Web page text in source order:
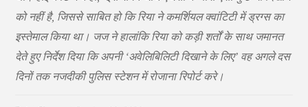
को नहीं है, जिससे साबित हो कि रिया ने कमर्शियल क्वांटिटी में ड्रग्स का
इस्तेमाल किया था। जज ने हालांकि रिया को कड़ी शर्तों के साथ जमानत
देते हुए निर्देश दिया कि अपनी ‘अवेलिबिलिटी दिखाने के लिए’ वह अगले दस
दिनों तक नजदीकी पुलिस स्टेशन में रोजाना रिपोर्ट करे।